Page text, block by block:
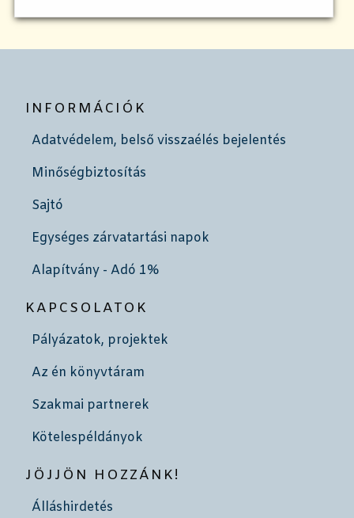
INFORMÁCIÓK
Adatvédelem, belső visszaélés bejelentés
Minőségbiztosítás
Sajtó
Egységes zárvatartási napok
Alapítvány - Adó 1%
KAPCSOLATOK
Pályázatok, projektek
Az én könyvtáram
Szakmai partnerek
Kötelespéldányok
JÖJJÖN HOZZÁNK!
Álláshirdetés